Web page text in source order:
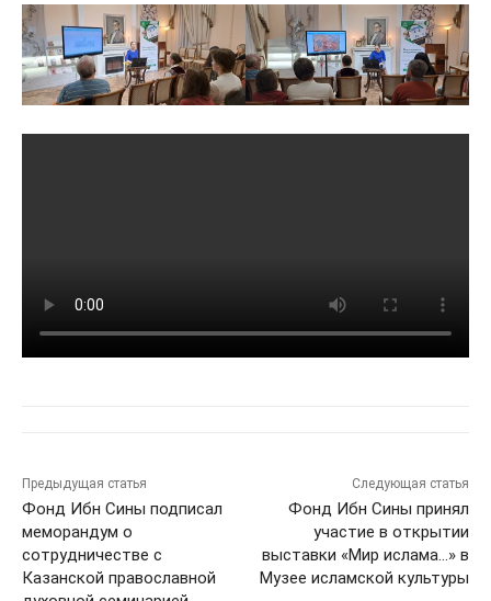
Предыдущая статья
Фонд Ибн Сины подписал
меморандум о
сотрудничестве с
Казанской православной
Следующая статья
Фонд Ибн Сины принял
участие в открытии
выставки «Мир ислама…» в
Музее исламской культуры